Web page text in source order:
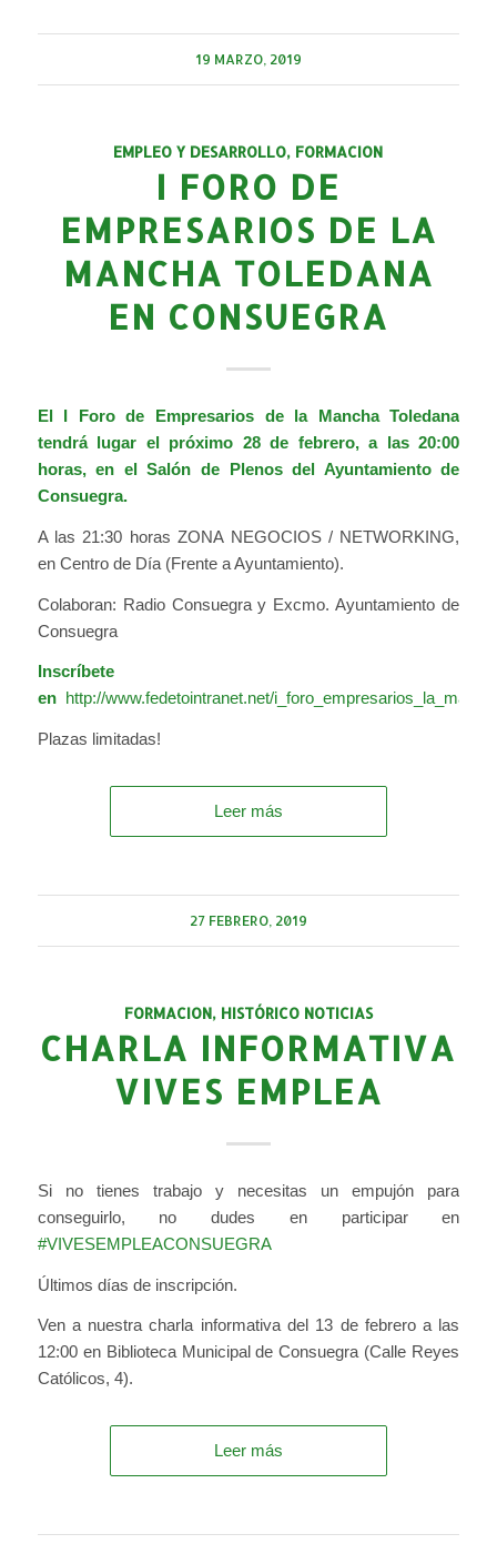
19 MARZO, 2019
EMPLEO Y DESARROLLO, FORMACION
I FORO DE
EMPRESARIOS DE LA
MANCHA TOLEDANA
EN CONSUEGRA
El I Foro de Empresarios de la Mancha Toledana
tendrá lugar el próximo 28 de febrero, a las 20:00
horas, en el Salón de Plenos del Ayuntamiento de
Consuegra.
A las 21:30 horas ZONA NEGOCIOS / NETWORKING,
en Centro de Día (Frente a Ayuntamiento).
Colaboran: Radio Consuegra y Excmo. Ayuntamiento de
Consuegra
Inscríbete
en http://www.fedetointranet.net/
Plazas limitadas!
Leer más
27 FEBRERO, 2019
FORMACION, HISTÓRICO NOTICIAS
CHARLA INFORMATIVA
VIVES EMPLEA
Si no tienes trabajo y necesitas un empujón para
conseguirlo, no dudes en participar en
#VIVESEMPLEACONSUEGRA
Últimos días de inscripción.
Ven a nuestra charla informativa del 13 de febrero a las
12:00 en Biblioteca Municipal de Consuegra (Calle Reyes
Católicos, 4).
Leer más